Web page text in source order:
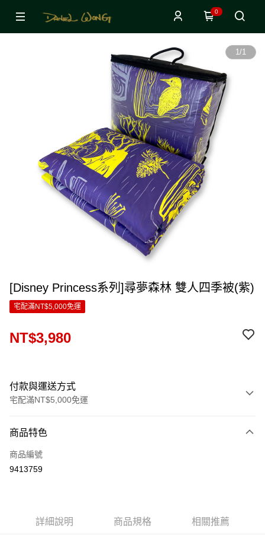
0
1/1
[Disney Princess系列]尋夢森林 雙人四季被(紫)
宅配滿NT$5,000免運
NT$3,980
付款與運送方式
宅配滿NT$5,000免運
信用卡一次付款
LINE Pay
商品特色
商品編號
9413759
詳細說明 商品規格 相關推薦